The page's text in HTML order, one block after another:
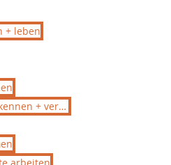
+ leben
Organisationsmuster erkennen + verändern